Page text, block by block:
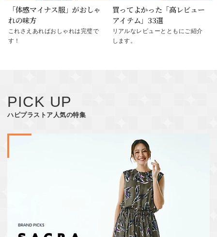
「体感マイナス服」がおしゃ
れの味方
これさえあればおしゃれは完璧で
す！
買ってよかった「高レビュー
アイテム」33選
リアルなレビューとともにご紹介
します。
PICK UP
ハピプラストア人気の特集